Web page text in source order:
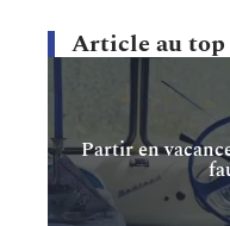
Article au top
Partir en